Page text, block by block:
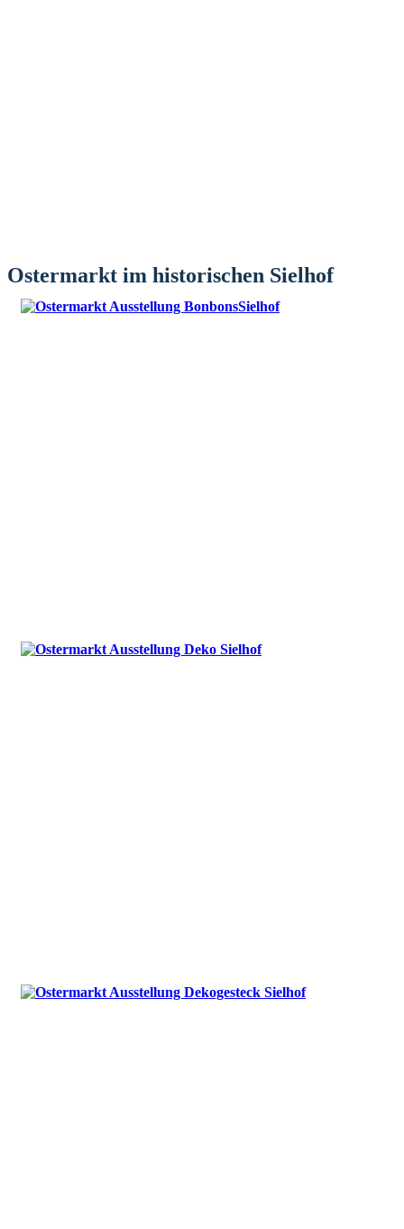
Ostermarkt im historischen Sielhof